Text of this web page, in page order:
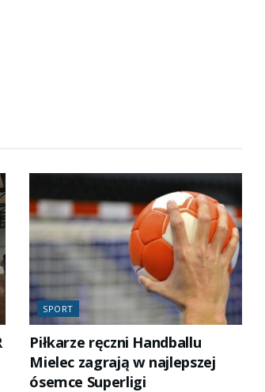
SPORT
Piłkarze ręczni Handballu
Mielec zagrają w najlepszej
ósemce Superligi